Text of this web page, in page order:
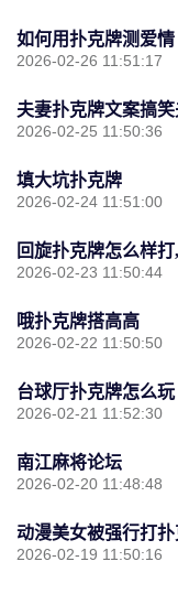
如何用扑克牌测爱情
2026-02-26 11:51:17
夫妻扑克牌文案搞
2026-02-25 11:50:36
填大坑扑克牌
2026-02-24 11:51:00
回旋扑克牌怎么样
2026-02-23 11:50:44
哦扑克牌搭高高
2026-02-22 11:50:50
台球厅扑克牌怎么玩
2026-02-21 11:52:30
南江麻将论坛
2026-02-20 11:48:48
动漫美女被强行打
2026-02-19 11:50:16